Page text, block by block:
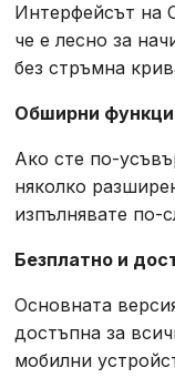
Интерфейсът на
че е лесно за
без стръмна
Обширни
Ако сте по-
няколко
изпълнявате по-
Безплатно и
Основната
достъпна за
мобилни